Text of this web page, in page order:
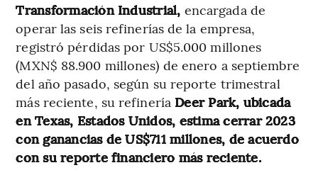
Transformación Industrial, encargada de
operar las seis refinerías de la empresa,
registró pérdidas por US$5.000 millones
(MXN$ 88.900 millones) de enero a septiembre
del año pasado, según su reporte trimestral
más reciente, su refinería Deer Park, ubicada
en Texas, Estados Unidos, estima cerrar 2023
con ganancias de US$711 millones, de acuerdo
con su reporte financiero más reciente.